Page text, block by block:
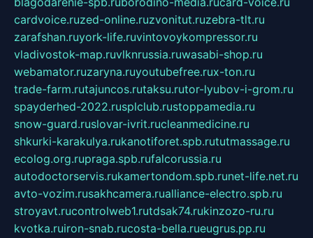
cardvoice.ruzed-online.ruzvonitut.ruzebra-tlt.ru
zarafshan.ruyork-life.ruvintovoykompressor.ru
vladivostok-map.ruvlknrussia.ruwasabi-shop.ru
webamator.ruzaryna.ruyoutubefree.rux-ton.ru
trade-farm.rutajuncos.rutaksu.rutor-lyubov-i-grom.ru
spayderhed-2022.rusplclub.rustoppamedia.ru
snow-guard.ruslovar-ivrit.rucleanmedicine.ru
shkurki-karakulya.rukanotiforet.spb.rututmassage.ru
ecolog.org.rupraga.spb.rufalcorussia.ru
autodoctorservis.rukamertondom.spb.runet-life.net.ru
avto-vozim.rusakhcamera.rualliance-electro.spb.ru
stroyavt.rucontrolweb1.rutdsak74.rukinzozo-ru.ru
kvotka.ruiron-snab.rucosta-bella.rueugrus.pp.ru